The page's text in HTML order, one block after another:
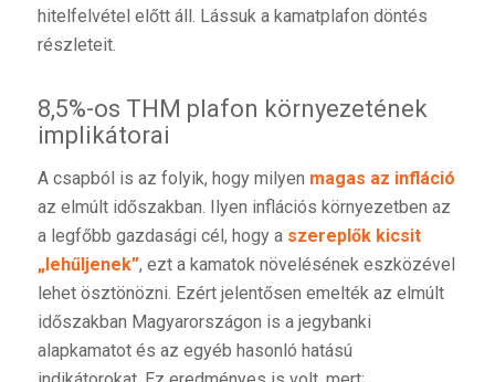
hitelfelvétel előtt áll. Lássuk a kamatplafon döntés
részleteit.
8,5%-os THM plafon környezetének
implikátorai
A csapból is az folyik, hogy milyen magas az infláció
az elmúlt időszakban. Ilyen inflációs környezetben az
a legfőbb gazdasági cél, hogy a szereplők kicsit
„lehűljenek”, ezt a kamatok növelésének eszközével
lehet ösztönözni. Ezért jelentősen emelték az elmúlt
időszakban Magyarországon is a jegybanki
alapkamatot és az egyéb hasonló hatású